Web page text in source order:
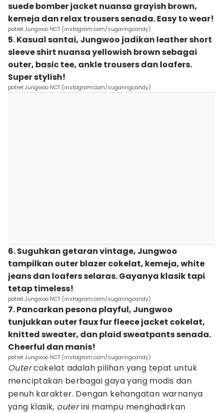
suede bomber jacket nuansa grayish brown,
kemeja dan relax trousers senada. Easy to wear!
potret Jungwoo NCT (instagram.com/sugaringcandy)
5. Kasual santai, Jungwoo jadikan leather short
sleeve shirt nuansa yellowish brown sebagai
outer, basic tee, ankle trousers dan loafers.
Super stylish!
potret Jungwoo NCT (instagram.com/sugaringcandy)
6. Suguhkan getaran vintage, Jungwoo
tampilkan outer blazer cokelat, kemeja, white
jeans dan loafers selaras. Gayanya klasik tapi
tetap timeless!
potret Jungwoo NCT (instagram.com/sugaringcandy)
7. Pancarkan pesona playful, Jungwoo
tunjukkan outer faux fur fleece jacket cokelat,
knitted sweater, dan plaid sweatpants senada.
Cheerful dan manis!
potret Jungwoo NCT (instagram.com/sugaringcandy)
Outercokelat adalah pilihan yang tepat untuk
menciptakan berbagai gaya yang modis dan
penuh karakter. Dengan kehangatan warnanya
yang klasik, outerini mampu menghadirkan